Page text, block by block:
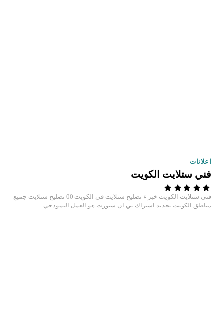
اعلانات
فني ستلايت الكويت
فني ستلايت الكويت خبراء تصليح ستلايت في الكويت 00 تصليح ستلايت جميع
مناطق الكويت تجديد اشتراك بي ان سبورت هو العمل النموذجي...